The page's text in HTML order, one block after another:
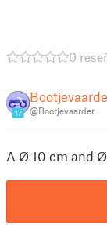
0
17 @Bootjevaarder
A Ø 10 cm and